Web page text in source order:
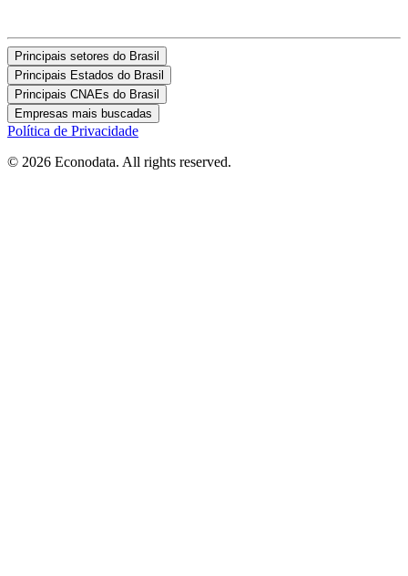
Principais setores do Brasil
Principais Estados do Brasil
Principais CNAEs do Brasil
Empresas mais buscadas
Política de Privacidade
© 2026 Econodata. All rights reserved.